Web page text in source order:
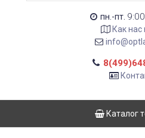
пн.-пт.
Как нас
Каталог